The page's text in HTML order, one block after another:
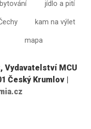
jídlo a pití
kam na výlet
mapa
, Vydavatelství MCU
Český Krumlov |